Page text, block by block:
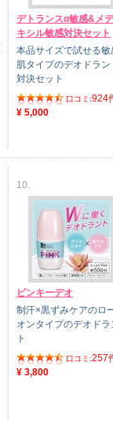
デトランスα敏感&メ
キシル敏感対決セット
本品サイズで試せる敏
肌タイプのデオドラン
対決セット
口コミ:924
¥ 5,000
10.
ピンキーデオ
制汗×黒ずみケアのロ
オンタイプのデオドラ
ト
口コミ:257
¥ 3,800